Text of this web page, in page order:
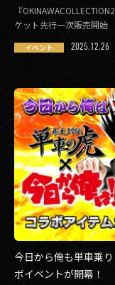
き、さくら、希空、
『
ケット先行一次販売開始
イベント 2025.12.26
今日から俺も単車乗
ボイベントが開幕！